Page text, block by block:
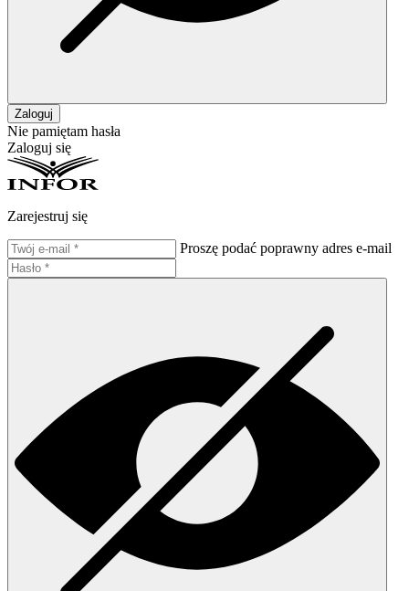
Zaloguj
Nie pamiętam hasła
Zaloguj się
Zarejestruj się
Proszę podać poprawny adres e-mail